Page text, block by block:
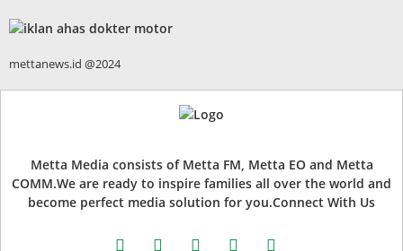
mettanews.id @2024
Metta Media consists of Metta FM, Metta EO and Metta
COMM.We are ready to inspire families all over the world and
become perfect media solution for you.Connect With Us
facebooktwitter instagramwhatsappyoutube